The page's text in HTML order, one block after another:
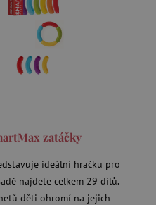
zatáčky
ideální hračku pro
najdete celkem 29 dílů.
děti ohromí na jejich